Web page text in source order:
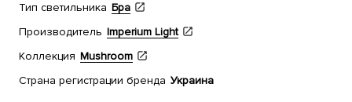
Тип светильника Бра
Производитель Imperium Light
Коллекция Mushroom
Страна регистрации бренда Украина